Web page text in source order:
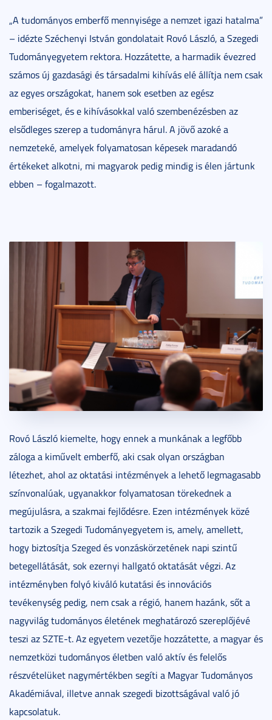
„A tudományos emberfő mennyisége a nemzet igazi hatalma”
– idézte Széchenyi István gondolatait Rovó László, a Szegedi
Tudományegyetem rektora. Hozzátette, a harmadik évezred
számos új gazdasági és társadalmi kihívás elé állítja nem csak
az egyes országokat, hanem sok esetben az egész
emberiséget, és e kihívásokkal való szembenézésben az
elsődleges szerep a tudományra hárul. A jövő azoké a
nemzeteké, amelyek folyamatosan képesek maradandó
értékeket alkotni, mi magyarok pedig mindig is élen jártunk
ebben – fogalmazott.
Rovó László kiemelte, hogy ennek a munkának a legfőbb
záloga a kiművelt emberfő, aki csak olyan országban
létezhet, ahol az oktatási intézmények a lehető legmagasabb
színvonalúak, ugyanakkor folyamatosan törekednek a
megújulásra, a szakmai fejlődésre. Ezen intézmények közé
tartozik a Szegedi Tudományegyetem is, amely, amellett,
hogy biztosítja Szeged és vonzáskörzetének napi szintű
betegellátását, sok ezernyi hallgató oktatását végzi. Az
intézményben folyó kiváló kutatási és innovációs
tevékenység pedig, nem csak a régió, hanem hazánk, sőt a
nagyvilág tudományos életének meghatározó szereplőjévé
teszi az SZTE-t. Az egyetem vezetője hozzátette, a magyar és
nemzetközi tudományos életben való aktív és felelős
részvételüket nagymértékben segíti a Magyar Tudományos
Akadémiával, illetve annak szegedi bizottságával való jó
kapcsolatuk.